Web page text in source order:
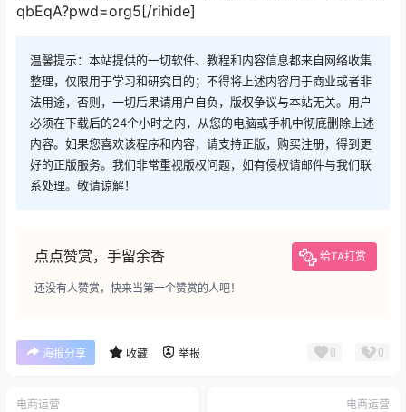
qbEqA?pwd=org5[/rihide]
温馨提示：本站提供的一切软件、教程和内容信息都来自网络收集
整理，仅限用于学习和研究目的；不得将上述内容用于商业或者非
法用途，否则，一切后果请用户自负，版权争议与本站无关。用户
必须在下载后的24个小时之内，从您的电脑或手机中彻底删除上述
内容。如果您喜欢该程序和内容，请支持正版，购买注册，得到更
好的正版服务。我们非常重视版权问题，如有侵权请邮件与我们联
系处理。敬请谅解！
点点赞赏，手留余香 给TA打赏
还没有人赞赏，快来当第一个赞赏的人吧！
海报分享 收藏 举报 0 0
电商运营 电商运营